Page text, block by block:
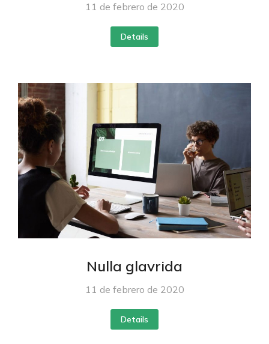
11 de febrero de 2020
Details
Nulla glavrida
11 de febrero de 2020
Details